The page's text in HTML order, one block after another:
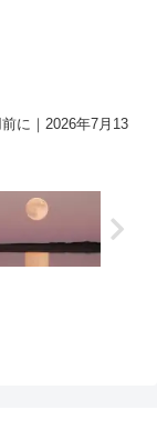
に｜2026年7月13